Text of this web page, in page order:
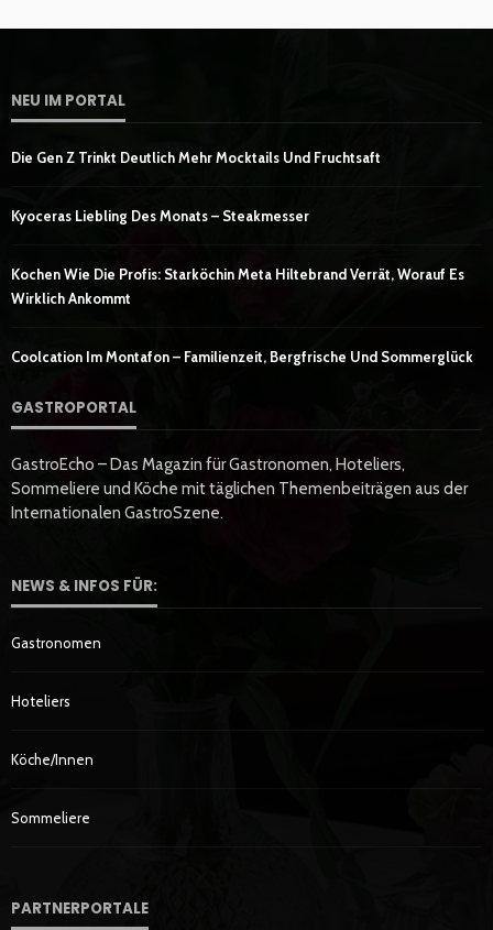
NEU IM PORTAL
Die Gen Z Trinkt Deutlich Mehr Mocktails Und Fruchtsaft
Kyoceras Liebling Des Monats – Steakmesser
Kochen Wie Die Profis: Starköchin Meta Hiltebrand Verrät, Worauf Es
Wirklich Ankommt
Coolcation Im Montafon – Familienzeit, Bergfrische Und Sommerglück
GASTROPORTAL
GastroEcho – Das Magazin für Gastronomen, Hoteliers,
Sommeliere und Köche mit täglichen Themenbeiträgen aus der
Internationalen GastroSzene.
NEWS & INFOS FÜR:
Gastronomen
Hoteliers
Köche/innen
Sommeliere
PARTNERPORTALE